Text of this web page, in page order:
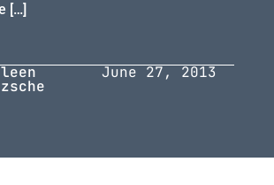
[…]
June 27, 2013